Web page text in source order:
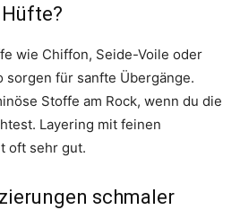
wie Chiffon, Seide-Voile oder
sorgen für sanfte Übergänge.
Stoffe am Rock, wenn du die
Layering mit feinen
oft sehr gut.
schmaler